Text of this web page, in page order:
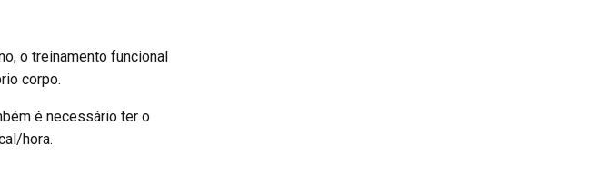
o treinamento funcional
corpo.
é necessário ter o
hora.